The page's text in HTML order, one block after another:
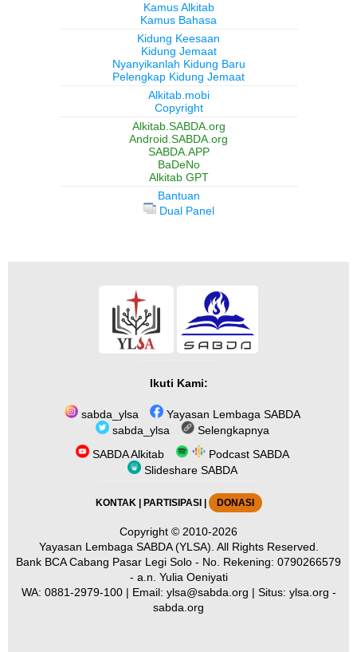
Kamus Alkitab
Kamus Bahasa
Kidung Keesaan
Kidung Jemaat
Nyanyikanlah Kidung Baru
Pelengkap Kidung Jemaat
Alkitab.mobi
Copyright
Alkitab.SABDA.org
Android.SABDA.org
SABDA.APP
BaDeNo
Alkitab GPT
Bantuan
Dual Panel
Ikuti Kami:
sabda_ylsa
Yayasan Lembaga SABDA
sabda_ylsa
Selengkapnya
SABDA Alkitab
Podcast SABDA
Slideshare SABDA
KONTAK| PARTISIPASI DONASI
Copyright © 2010-2026
Yayasan Lembaga SABDA (YLSA). All Rights Reserved.
Bank BCA Cabang Pasar Legi Solo - No. Rekening: 0790266579
- a.n. Yulia Oeniyati
WA: 0881-2979-100| Email: ylsa@sabda.org | Situs: ylsa.org -
sabda.org